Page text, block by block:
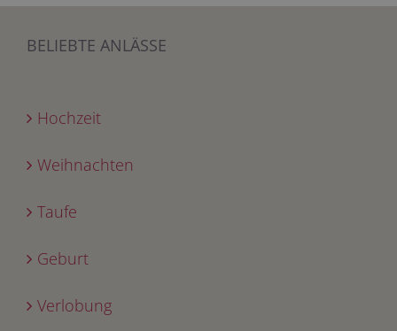
BELIEBTE ANLÄSSE
Hochzeit
Weihnachten
Taufe
Geburt
Verlobung